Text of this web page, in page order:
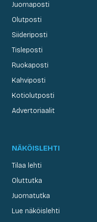
Juomaposti
Olutposti
Siideriposti
Tisleposti
Ruokaposti
Kahviposti
Kotiolutposti
Advertoriaalit
NÄKÖISLEHTI
Tilaa lehti
Oluttutka
Juomatutka
Lue näköislehti